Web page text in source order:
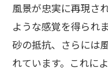
風景が忠実に再現さ
ような感覚を得られ
砂の抵抗、さらには
れています。これに